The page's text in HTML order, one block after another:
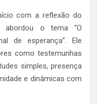
com a reflexão do
abordou o tema “O
de esperança”. Ele
como testemunhas
simples, presença
e dinâmicas com